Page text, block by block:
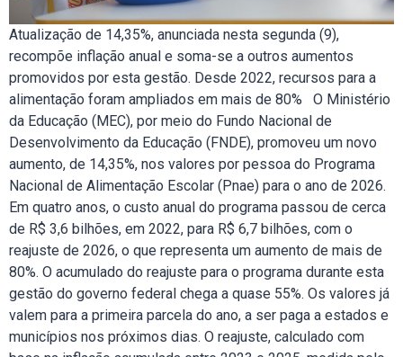
Atualização de 14,35%, anunciada nesta segunda (9),
recompõe inflação anual e soma-se a outros aumentos
promovidos por esta gestão. Desde 2022, recursos para a
alimentação foram ampliados em mais de 80% O Ministério
da Educação (MEC), por meio do Fundo Nacional de
Desenvolvimento da Educação (FNDE), promoveu um novo
aumento, de 14,35%, nos valores por pessoa do Programa
Nacional de Alimentação Escolar (Pnae) para o ano de 2026.
Em quatro anos, o custo anual do programa passou de cerca
de R$ 3,6 bilhões, em 2022, para R$ 6,7 bilhões, com o
reajuste de 2026, o que representa um aumento de mais de
80%. O acumulado do reajuste para o programa durante esta
gestão do governo federal chega a quase 55%. Os valores já
valem para a primeira parcela do ano, a ser paga a estados e
municípios nos próximos dias. O reajuste, calculado com